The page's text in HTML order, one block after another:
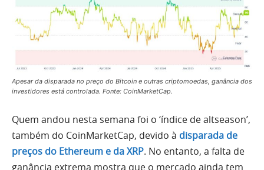
Apesar da disparada no preço do Bitcoin e outras criptomoedas, ganância dos
investidores está controlada. Fonte: CoinMarketCap.
Quem andou nesta semana foi o ‘índice de altseason’,
também do CoinMarketCap, devido à disparada de
preços do Ethereum e da XRP. No entanto, a falta de
ganância extrema mostra que o mercado ainda tem